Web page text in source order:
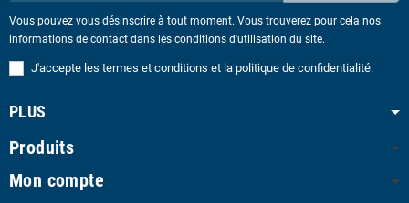
Vous pouvez vous désinscrire à tout moment. Vous trouverez pour cela nos
informations de contact dans les conditions d'utilisation du site.
J'accepte les termes et conditions et la politique de confidentialité.
PLUS
Produits
Mon compte